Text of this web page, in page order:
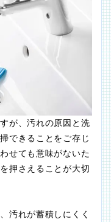
が、汚れの原因と洗
できることをご存じ
せても意味がないた
押さえることが大切
汚れが蓄積しにくく